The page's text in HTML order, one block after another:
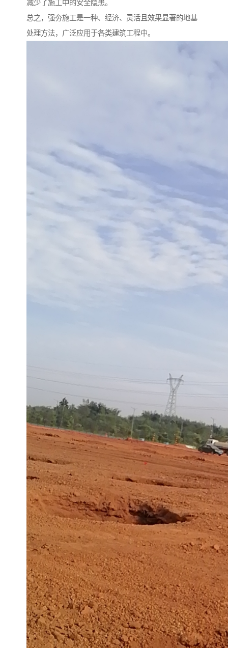
减少了施工中的安全隐患。
总之，强夯施工是一种、经济、灵活且效果显著的地基
处理方法，广泛应用于各类建筑工程中。